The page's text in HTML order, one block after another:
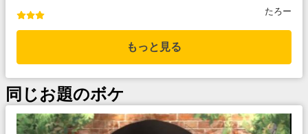
たろー
もっと見る
同じお題のボケ